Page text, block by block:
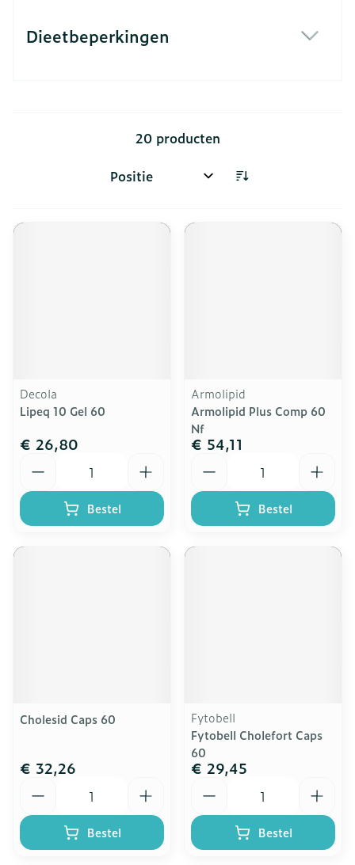
Dieetbeperkingen
20producten
Sorteer op:
Decola
Lipeq 10 Gel 60
€ 26,80
Bestel
Armolipid
Armolipid Plus Comp 60
Nf
€ 54,11
Bestel
Cholesid Caps 60
€ 32,26
Bestel
Fytobell
Fytobell Cholefort Caps
60
€ 29,45
Bestel